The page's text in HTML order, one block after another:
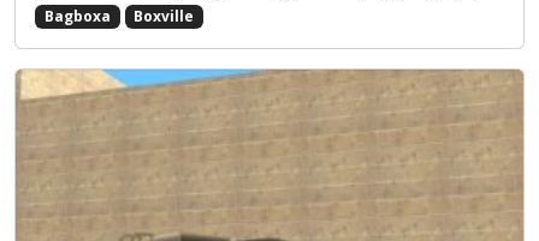
Bagboxa
Boxville